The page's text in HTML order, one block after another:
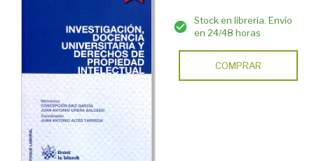
Stock en librería. Envío
en 24/48 horas
COMPRAR